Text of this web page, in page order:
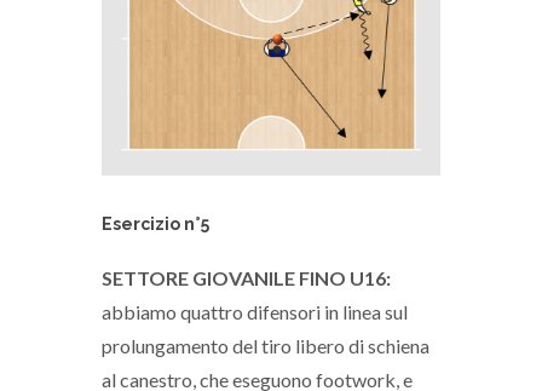
Esercizio n°5
SETTORE GIOVANILE FINO U16:
abbiamo quattro difensori in linea sul
prolungamento del tiro libero di schiena
al canestro, che eseguono footwork, e